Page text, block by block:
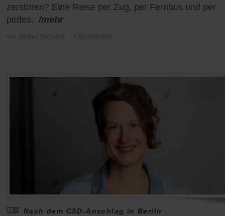
zerstören? Eine Reise per Zug, per Fernbus und per
pedes. /mehr
von Markus Wanzeck 4 Kommentare
Nach dem CSD-Anschlag in Berlin